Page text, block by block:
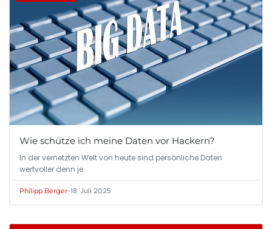
Wie schütze ich meine Daten vor Hackern?
In der vernetzten Welt von heute sind persönliche Daten
wertvoller denn je.
Philipp Berger•18. Juli 2025